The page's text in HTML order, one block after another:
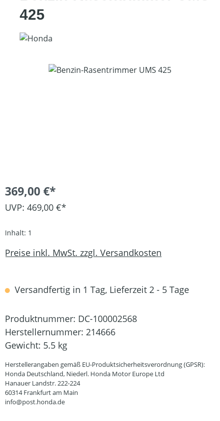
425
Bildergalerie überspringen
369,00 €*
UVP: 469,00 €*
Inhalt: 1
Preise inkl. MwSt. zzgl. Versandkosten
Versandfertig in 1 Tag, Lieferzeit 2 - 5 Tage
Produktnummer: DC-100002568
Herstellernummer: 214666
Gewicht: 5.5 kg
Herstellerangaben gemäß EU-Produktsicherheitsverordnung (GPSR):
Honda Deutschland, Niederl. Honda Motor Europe Ltd
Hanauer Landstr. 222-224
60314 Frankfurt am Main
info@post.honda.de